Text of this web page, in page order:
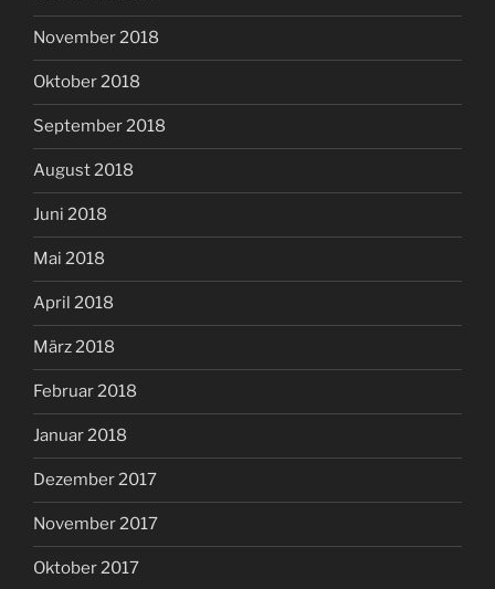
November 2018
Oktober 2018
September 2018
August 2018
Juni 2018
Mai 2018
April 2018
März 2018
Februar 2018
Januar 2018
Dezember 2017
November 2017
Oktober 2017